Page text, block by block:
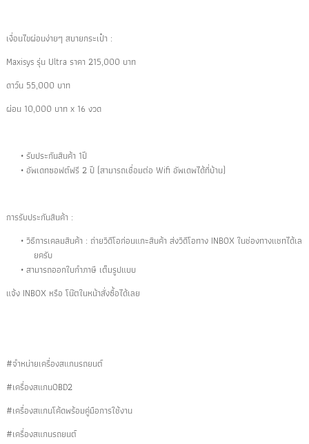
เงื่อนไขผ่อนง่ายๆ สบายกระเป๋า :
Maxisys รุ่น Ultra ราคา 215,000 บาท
ดาว์น 55,000 บาท
ผ่อน 10,000 บาท x 16 งวด
รับประกันสินค้า 1ปี
อัพเดทซอฟต์ฟรี 2 ปี (สามารถเชื่อมต่อ Wifi อัพเดพได้ที่บ้าน)
การรับประกันสินค้า :
วิธีการเคลมสินค้า : ถ่ายวิดีโอก่อนแกะสินค้า ส่งวิดีโอทาง INBOX ในช่องทางแชทได้เล
ยครับ
สามารถออกใบกำภาษี เต็มรูปแบบ
แจ้ง INBOX หรือ โน๊ตในหน้าสั่งซื้อได้เลย
#จำหน่ายเครื่องสแกนรถยนต์
#เครื่องสแกนOBD2
#เครื่องสแกนโค้ดพร้อมคู่มือการใช้งาน
#เครื่องสแกนรถยนต์